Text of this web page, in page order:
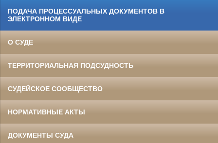
ПОДАЧА ПРОЦЕССУАЛЬНЫХ ДОКУМЕНТОВ В
ЭЛЕКТРОННОМ ВИДЕ
О СУДЕ
ТЕРРИТОРИАЛЬНАЯ ПОДСУДНОСТЬ
СУДЕЙСКОЕ СООБЩЕСТВО
НОРМАТИВНЫЕ АКТЫ
ДОКУМЕНТЫ СУДА